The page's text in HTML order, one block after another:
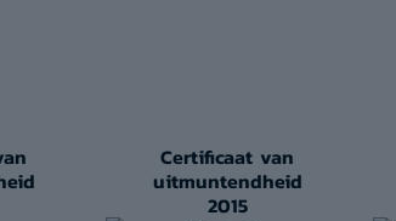
Certificaat van
uitmuntendheid
2015